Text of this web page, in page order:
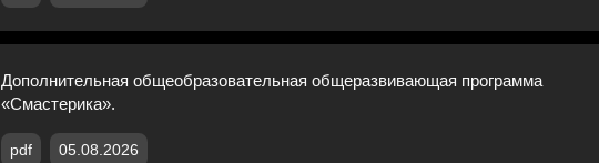
Дополнительная общеобразовательная общеразвивающая программа
«Смастерика».
pdf 05.08.2026